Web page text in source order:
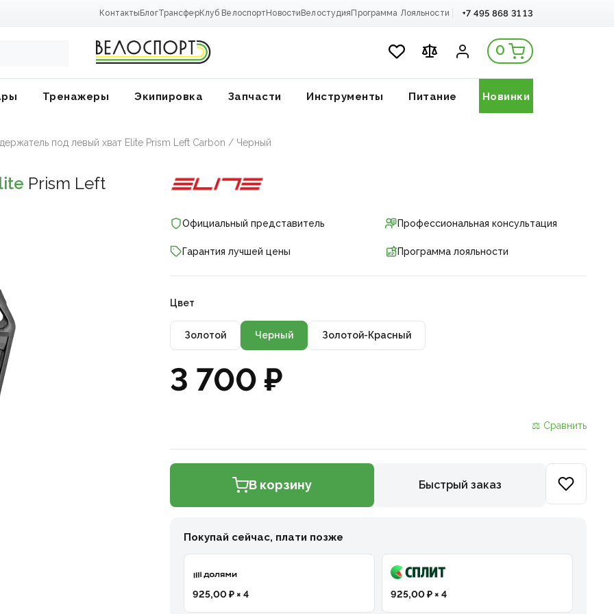
Контакты БлогТрансферКлуб Велоспорт Новости Велостудия Программа Лояльности +7 495 868 31 13
0
Тренажеры Экипировка Запчасти Инструменты Питание Новинки
под левый хват Elite Prism Left Carbon / Черный
Prism Left
Официальный представитель Профессиональная консультация
Гарантия лучшей цены Программа лояльности
Цвет
Золотой Черный Золотой-Красный
3 700 ₽
⚖ Сравнить
В корзину Быстрый заказ
Покупай сейчас, плати позже
925,00 ₽ × 4 925,00 ₽ × 4